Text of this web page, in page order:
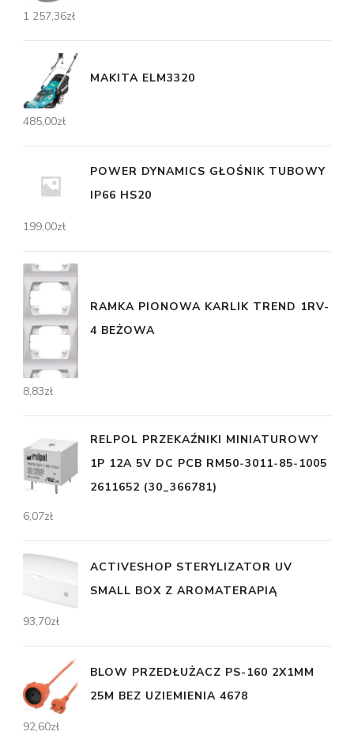
1 257,36zł
MAKITA ELM3320
485,00zł
POWER DYNAMICS GŁOŚNIK TUBOWY
IP66 HS20
199,00zł
RAMKA PIONOWA KARLIK TREND 1RV-
4 BEŻOWA
8,83zł
RELPOL PRZEKAŹNIKI MINIATUROWY
1P 12A 5V DC PCB RM50-3011-85-1005
2611652 (30_366781)
6,07zł
ACTIVESHOP STERYLIZATOR UV
SMALL BOX Z AROMATERAPIĄ
93,70zł
BLOW PRZEDŁUŻACZ PS-160 2X1MM
25M BEZ UZIEMIENIA 4678
92,60zł